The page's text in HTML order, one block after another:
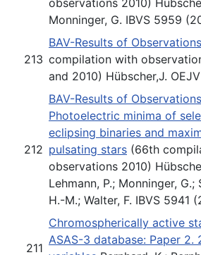
Monninger, G. IBVS 5959
213
BAV-Results of Observations
compilation with
and 2010) Hübscher,J. OEJV
212
BAV-Results of
Photoelectric minima of
eclipsing binaries and
pulsating stars (66th
observations 2010)
Lehmann, P.; Monninger, G.;
H.-M.; Walter, F. IBVS 5941
211
Chromospherically active
ASAS-3 database: Paper 2.